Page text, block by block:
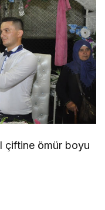
l çiftine ömür boyu